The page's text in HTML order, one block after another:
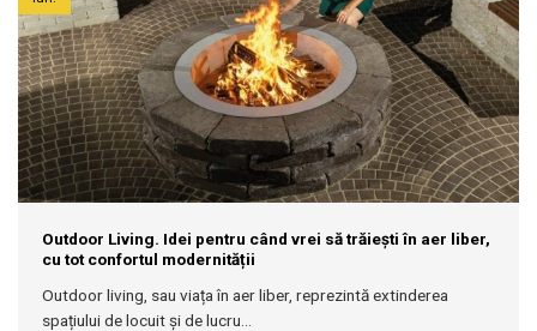
Outdoor Living. Idei pentru când vrei să trăiești în aer liber,
cu tot confortul modernității
Outdoor living, sau viața în aer liber, reprezintă extinderea
spațiului de locuit și de lucru...